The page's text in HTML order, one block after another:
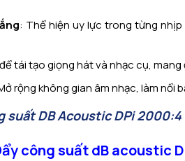
: Thể hiện uy lực trong từng
tái tạo giọng hát và nhạc cụ,
rộng không gian âm nhạc, làm
suất DB Acoustic DPi 2000:4
công suất dB acoustic